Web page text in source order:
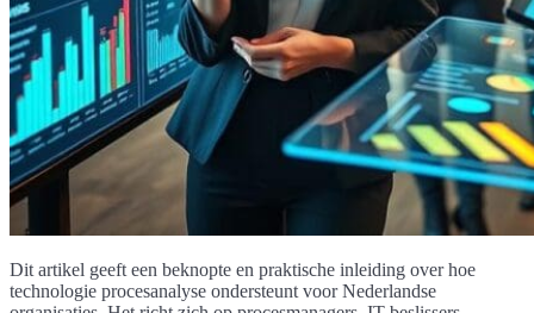
Dit artikel geeft een beknopte en praktische inleiding over hoe
technologie procesanalyse ondersteunt voor Nederlandse